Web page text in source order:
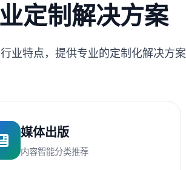
定制解决方案
业特点，提供专业的定制化解决方案
媒体出版
内容智能分类推荐